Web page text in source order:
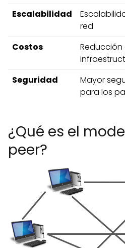
Escalabilidad
red
Costos
Seguridad
Mayor
para los
¿Qué es el
peer?